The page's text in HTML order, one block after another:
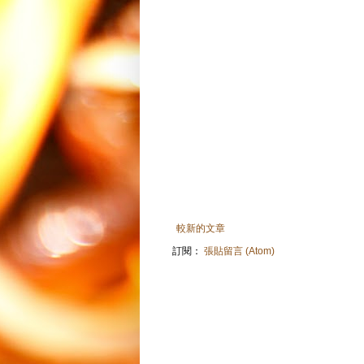
較新的文章
訂閱： 張貼留言 (Atom)